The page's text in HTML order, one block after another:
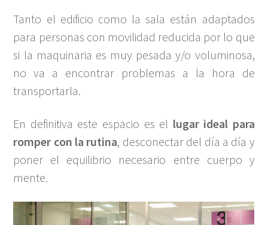
Tanto el edificio como la sala están adaptados
para personas con movilidad reducida por lo que
si la maquinaria es muy pesada y/o voluminosa,
no va a encontrar problemas a la hora de
transportarla.
En definitiva este espacio es el lugar ideal para
romper con la rutina, desconectar del día a día y
poner el equilibrio necesario entre cuerpo y
mente.